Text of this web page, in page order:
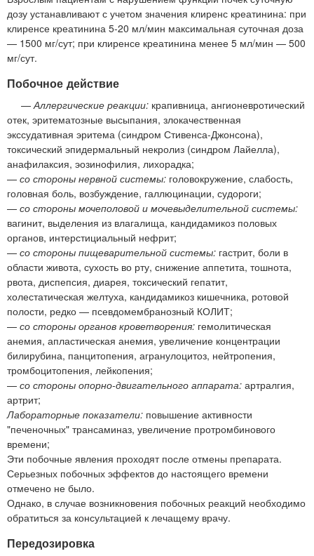
дозу устанавливают с учетом значения клиренс креатинина: при
клиренсе креатинина 5-20 мл/мин максимальная суточная доза
— 1500 мг/сут; при клиренсе креатинина менее 5 мл/мин — 500
мг/сут.
Побочное действие
— Аллергические реакции: крапивница, ангионевротический
отек, эритематозные высыпания, злокачественная
экссудативная эритема (синдром Стивенса-Джонсона),
токсический эпидермальный некролиз (синдром Лайелла),
анафилаксия, эозинофилия, лихорадка;
— со стороны нервной системы: головокружение, слабость,
головная боль, возбуждение, галлюцинации, судороги;
— со стороны мочеполовой и мочевыделительной системы:
вагинит, выделения из влагалища, кандидамикоз половых
органов, интерстициальный нефрит;
— со стороны пищеварительной системы: гастрит, боли в
области живота, сухость во рту, снижение аппетита, тошнота,
рвота, диспепсия, диарея, токсический гепатит,
холестатическая желтуха, кандидамикоз кишечника, ротовой
полости, редко — псевдомембранозный КОЛИТ;
— со стороны органов кроветворения: гемолитическая
анемия, апластическая анемия, увеличение концентрации
билирубина, панцитопения, агранулоцитоз, нейтропения,
тромбоцитопения, лейкопения;
— со стороны опорно-двигательного аппарата: артралгия,
артрит;
Лабораторные показатели: повышение активности
"печеночных" трансаминаз, увеличение протромбинового
времени;
Эти побочные явления проходят после отмены препарата.
Серьезных побочных эффектов до настоящего времени
отмечено не было.
Однако, в случае возникновения побочных реакций необходимо
обратиться за консультацией к лечащему врачу.
Передозировка